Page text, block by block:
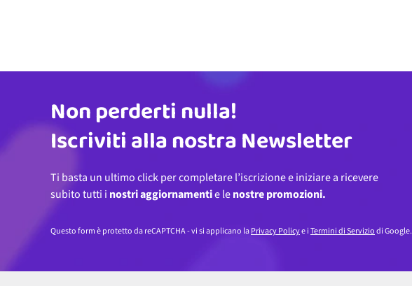
Indirizzo email
Non perderti nulla!
Iscriviti alla nostra Newsletter
Ti basta un ultimo click per completare l’iscrizione e iniziare a ricevere
subito tutti i nostri aggiornamentie lenostre promozioni.
Questo form è protetto da reCAPTCHA - vi si applicano laPrivacy Policye iTermini di Serviziodi Google.